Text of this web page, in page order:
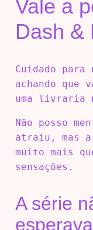
Vale a
Dash &
Cuidado
achando que
uma livraria
Não posso
atraiu, mas a
muito mais
sensações.
A série
esperava